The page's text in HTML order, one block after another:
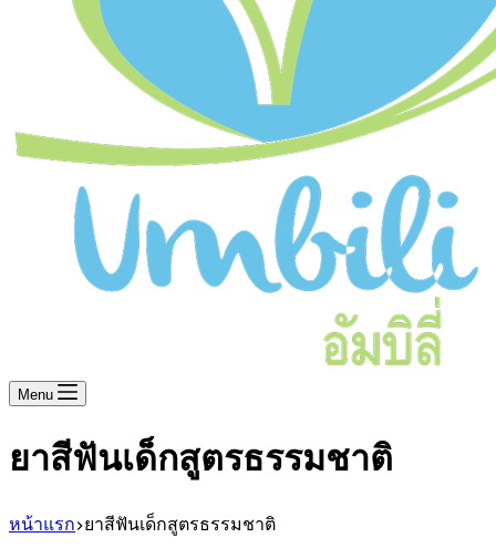
Menu
ยาสีฟันเด็กสูตรธรรมชาติ
หน้าแรก ยาสีฟันเด็กสูตรธรรมชาติ